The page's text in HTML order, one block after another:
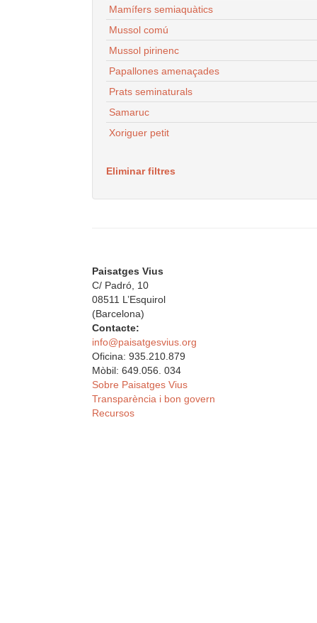
Mamífers semiaquàtics
Mussol comú
Mussol pirinenc
Papallones amenaçades
Prats seminaturals
Samaruc
Xoriguer petit
Eliminar filtres
Paisatges Vius
C/ Padró, 10
08511 L’Esquirol
(Barcelona)
Contacte:
info@paisatgesvius.org
Oficina: 935.210.879
Mòbil: 649.056. 034
Sobre Paisatges Vius
Transparència i bon govern
Recursos